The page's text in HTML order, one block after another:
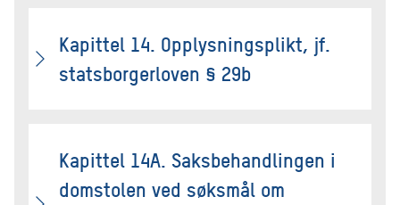
Kapittel 14. Opplysningsplikt, jf.
statsborgerloven § 29b
Kapittel 14A. Saksbehandlingen i
domstolen ved søksmål om